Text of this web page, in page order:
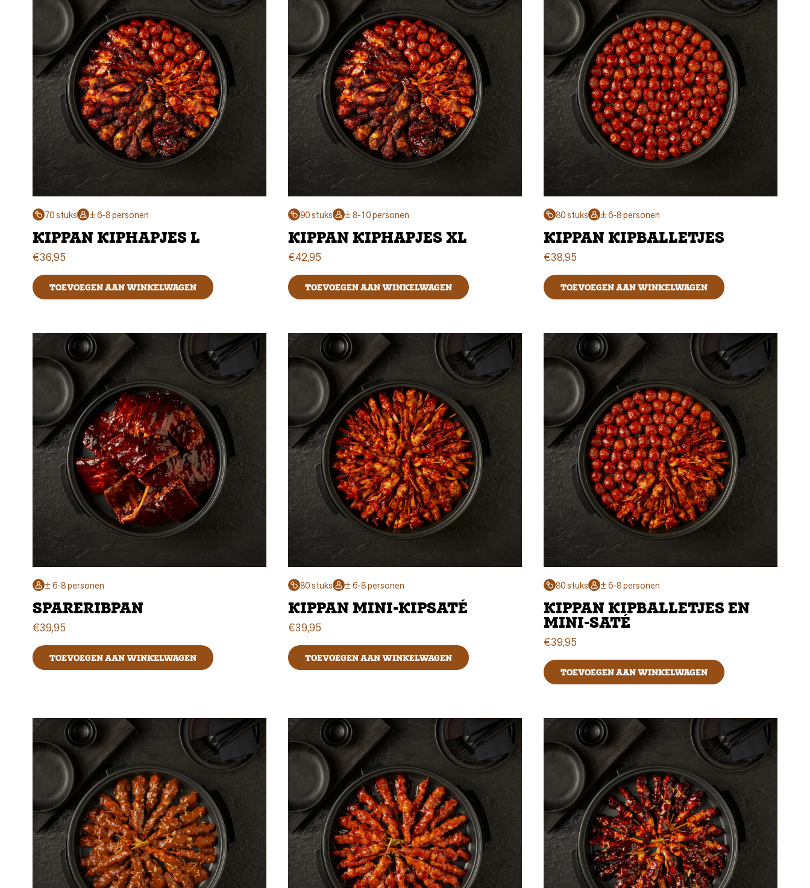
70 stuks ± 6-8 personen
KIPPAN KIPHAPJES L
€36,95
TOEVOEGEN AAN WINKELWAGEN
90 stuks ± 8-10 personen
KIPPAN KIPHAPJES XL
€42,95
TOEVOEGEN AAN WINKELWAGEN
80 stuks ± 6-8 personen
KIPPAN KIPBALLETJES
€38,95
TOEVOEGEN AAN WINKELWAGEN
± 6-8 personen
SPARERIBPAN
€39,95
TOEVOEGEN AAN WINKELWAGEN
80 stuks ± 6-8 personen
KIPPAN MINI-KIPSATÉ
€39,95
TOEVOEGEN AAN WINKELWAGEN
80 stuks ± 6-8 personen
KIPPAN KIPBALLETJES EN
MINI-SATÉ
€39,95
TOEVOEGEN AAN WINKELWAGEN